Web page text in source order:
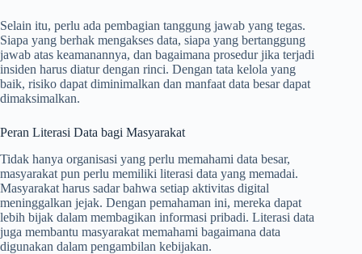
Selain itu, perlu ada pembagian tanggung jawab yang tegas.
Siapa yang berhak mengakses data, siapa yang bertanggung
jawab atas keamanannya, dan bagaimana prosedur jika terjadi
insiden harus diatur dengan rinci. Dengan tata kelola yang
baik, risiko dapat diminimalkan dan manfaat data besar dapat
dimaksimalkan.
Peran Literasi Data bagi Masyarakat
Tidak hanya organisasi yang perlu memahami data besar,
masyarakat pun perlu memiliki literasi data yang memadai.
Masyarakat harus sadar bahwa setiap aktivitas digital
meninggalkan jejak. Dengan pemahaman ini, mereka dapat
lebih bijak dalam membagikan informasi pribadi. Literasi data
juga membantu masyarakat memahami bagaimana data
digunakan dalam pengambilan kebijakan.